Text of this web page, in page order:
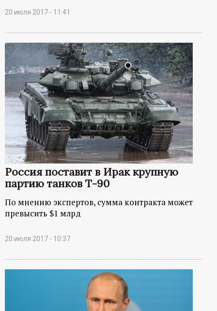
20 июля 2017 - 11:41
Россия поставит в Ирак крупную
партию танков Т-90
По мнению экспертов, сумма контракта может
превысить $1 млрд
20 июля 2017 - 10:37